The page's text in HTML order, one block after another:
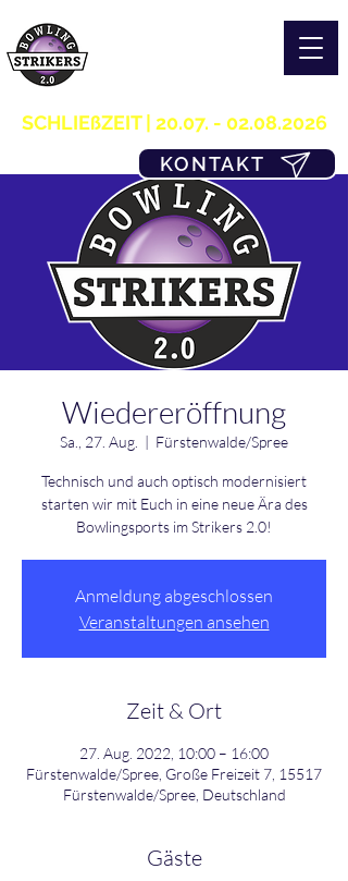
SCHLIEßZEIT | 20.07. - 02.08.2026
KONTAKT
Wiedereröffnung
Sa., 27. Aug.
  |
Fürstenwalde/Spree
Technisch und auch optisch modernisiert
starten wir mit Euch in eine neue Ära des
Bowlingsports im Strikers 2.0!
Anmeldung abgeschlossen
Veranstaltungen ansehen
Zeit & Ort
27. Aug. 2022, 10:00 – 16:00
Fürstenwalde/Spree, Große Freizeit 7, 15517
Fürstenwalde/Spree, Deutschland
Gäste